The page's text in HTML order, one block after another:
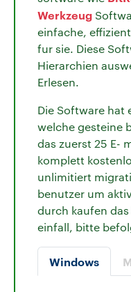
Werkzeug
einfache,
fur sie. Diese
Hierarchien
Erlesen.
Die Software hat
welche gesteine
das zuerst 25 E-
komplett
unlimitiert
benutzer um
durch kaufen
einfall, bitte
Windows